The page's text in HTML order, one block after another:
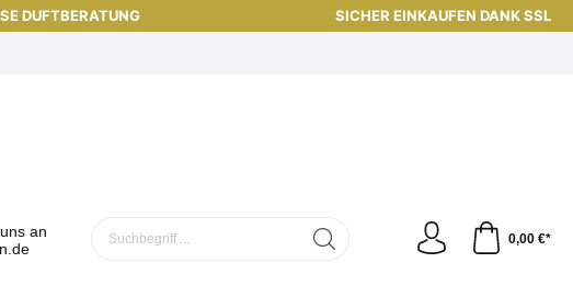
DUFTBERATUNG SICHER EINKAUFEN DANK SSL
an
0,00 €*